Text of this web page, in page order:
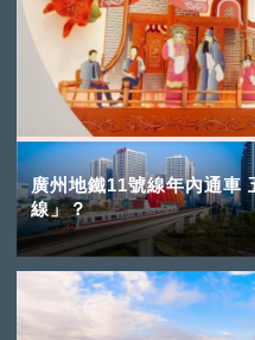
廣州地鐵11號線年內通車
線」？